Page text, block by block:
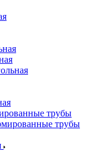
трубы
трубы